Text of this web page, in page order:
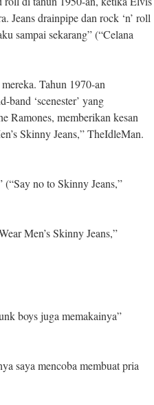
Jeans drainpipe dan rock ‘n’ roll
sampai sekarang” (“Celana
Tahun 1970-an
‘scenester’ yang
Ramones, memberikan kesan
Skinny Jeans,” TheIdleMan.
(“Say no to Skinny Jeans,”
Men’s Skinny Jeans,”
boys juga memakainya”
saya mencoba membuat pria